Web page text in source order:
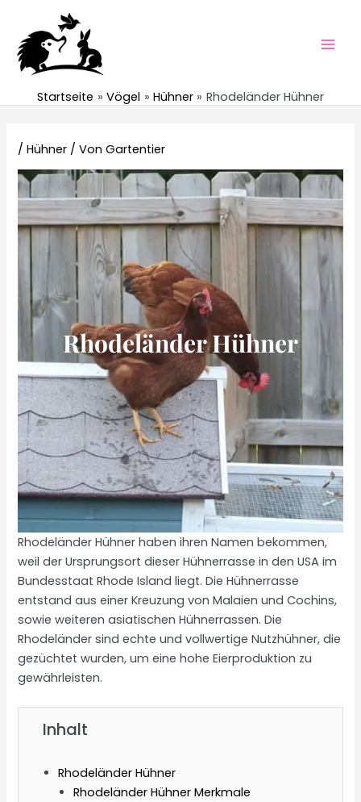
springen
Startseite Vögel Hühner Rhodeländer Hühner
/Hühner / VonGartentier
Rhodeländer Hühner
Rhodeländer Hühner haben ihren Namen bekommen,
weil der Ursprungsort dieser Hühnerrasse in den USA im
Bundesstaat Rhode Island liegt. Die Hühnerrasse
entstand aus einer Kreuzung von Malaien und Cochins,
sowie weiteren asiatischen Hühnerrassen. Die
Rhodeländer sind echte und vollwertige Nutzhühner, die
gezüchtet wurden, um eine hohe Eierproduktion zu
gewährleisten.
Inhalt
Rhodeländer Hühner
Rhodeländer Hühner Merkmale